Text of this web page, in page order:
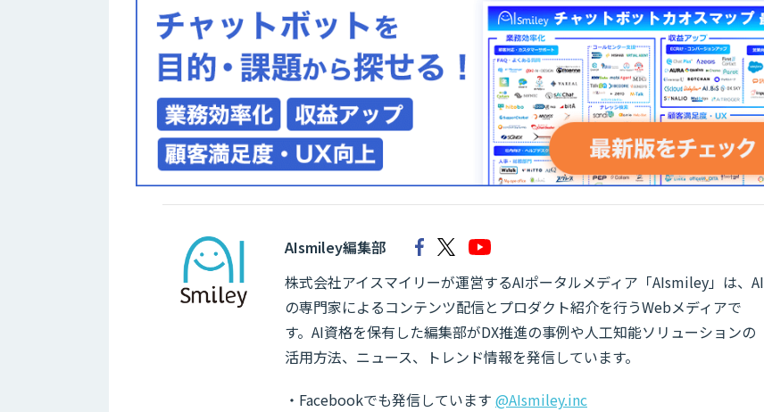
AIsmiley編集部
株式会社アイスマイリーが運営するAIポータルメディア「AIsmiley」は、AI
の専門家によるコンテンツ配信とプロダクト紹介を行うWebメディアで
す。AI資格を保有した編集部がDX推進の事例や人工知能ソリューションの
活用方法、ニュース、トレンド情報を発信しています。
・Facebookでも発信しています @AIsmiley.inc